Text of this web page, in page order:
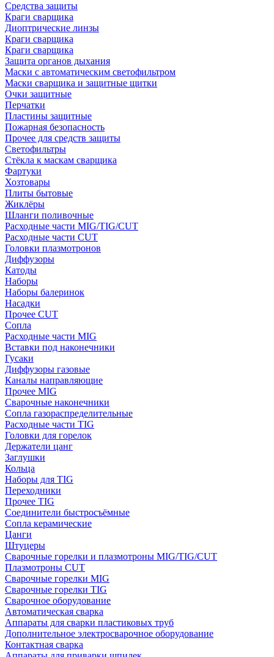
Средства защиты
Краги сварщика
Диоптрические линзы
Краги сварщика
Краги сварщика
Защита органов дыхания
Маски с автоматическим светофильтром
Маски сварщика и защитные щитки
Очки защитные
Перчатки
Пластины защитные
Пожарная безопасность
Прочее для средств защиты
Светофильтры
Стёкла к маскам сварщика
Фартуки
Хозтовары
Плиты бытовые
Жиклёры
Шланги поливочные
Расходные части MIG/TIG/CUT
Расходные части CUT
Головки плазмотронов
Диффузоры
Катоды
Наборы
Наборы балеринок
Насадки
Прочее CUT
Сопла
Расходные части MIG
Вставки под наконечники
Гусаки
Диффузоры газовые
Каналы направляющие
Прочее MIG
Сварочные наконечники
Сопла газораспределительные
Расходные части TIG
Головки для горелок
Держатели цанг
Заглушки
Кольца
Наборы для TIG
Переходники
Прочее TIG
Соединители быстросъёмные
Сопла керамические
Цанги
Штуцеры
Сварочные горелки и плазмотроны MIG/TIG/CUT
Плазмотроны CUT
Сварочные горелки MIG
Сварочные горелки TIG
Сварочное оборудование
Автоматическая сварка
Аппараты для сварки пластиковых труб
Дополнительное электросварочное оборудование
Контактная сварка